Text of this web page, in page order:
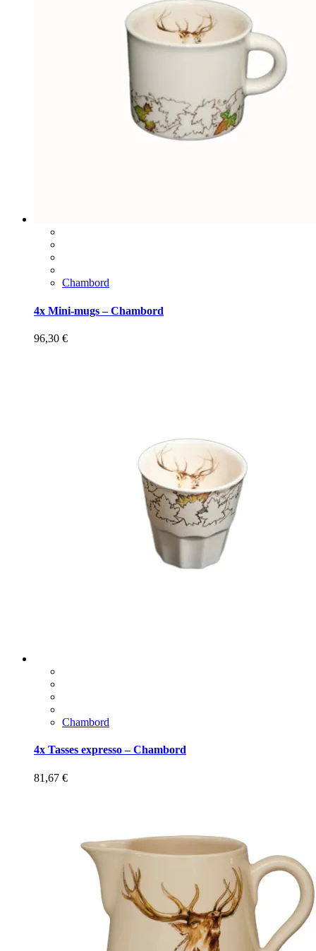
Chambord
4x Mini-mugs – Chambord
96,30 €
Chambord
4x Tasses expresso – Chambord
81,67 €